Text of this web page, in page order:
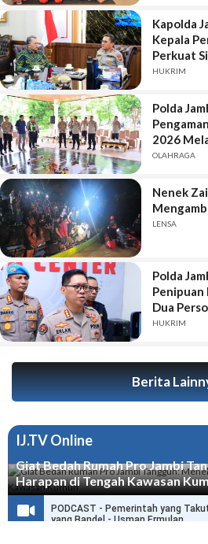
Kapolda
Kepala
Perkuat
Penegak
HUKRIM
Polda
2026
OLAHRAGA
Nenek
LENSA
Polda
Penipuan
Dua
HUKRIM
Berita
IJ.TV Online
Giat Bedah Rumah Pro Jambi
Harapan di Tengah Kawasan
PODCAST - Pemerintah yang
yang Bandel - Usman Ermulan